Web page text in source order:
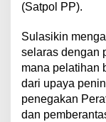
(Satpol PP).
Sulasikin
selaras dengan
mana pelatihan
dari upaya
penegakan
dan